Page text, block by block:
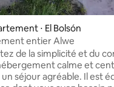
⋅ El Bolsón
entier Alwe
de la simplicité et du
calme et
séjour agréable. Il est